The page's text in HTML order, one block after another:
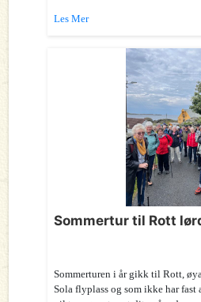
Les Mer
Sommertur til Rott
Sommerturen i år gikk til Rott,
Sola flyplass og som ikke har fast